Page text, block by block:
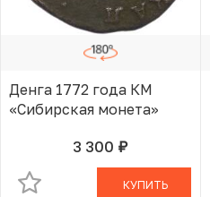
Денга 1772 года КМ
«Сибирская монета»
3 300 руб.
В КОРЗИНЕ
КУПИТЬ